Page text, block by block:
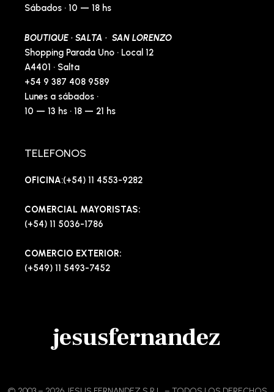
Sábados · 10 — 18 hs
BOUTIQUE · SALTA · SAN LORENZO
Shopping Parada Uno · Local 12
A4401 · Salta
+54 9 387 408 9589
Lunes a sábados ·
10 — 13 hs · 18 — 21 hs
TELEFONOS
OFICINA:(+54) 11 4553-9282
COMERCIAL MAYORISTAS:
(+54) 11 5036-1786
COMERCIO EXTERIOR:
(+549) 11 5493-7452
jesusfernandez